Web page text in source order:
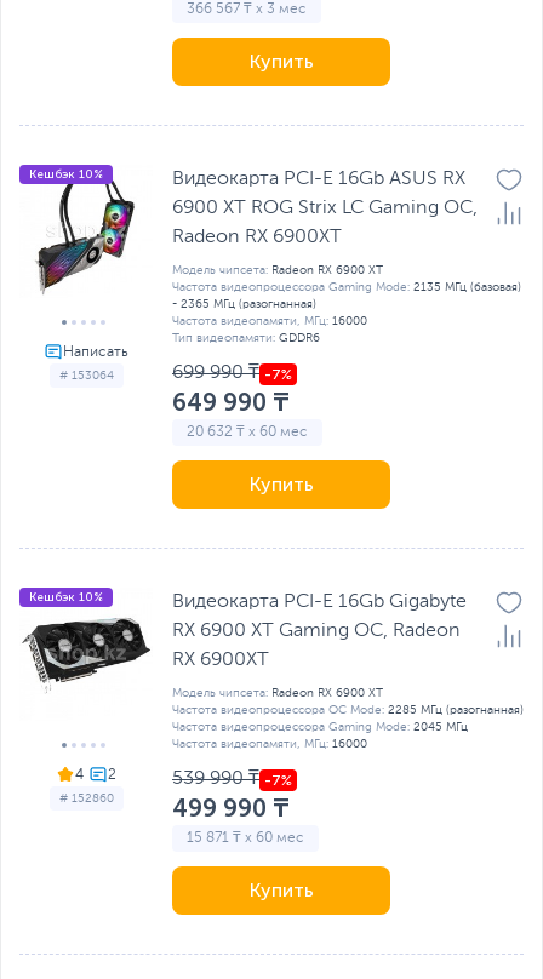
366 567 ₸ x 3 мес
Купить
# 153064
Кешбэк 10%
Видеокарта PCI-E 16Gb ASUS RX
6900 XT ROG Strix LC Gaming OC,
Radeon RX 6900XT
Модель чипсета: Radeon RX 6900 XT
Частота видеопроцессора Gaming Mode: 2135 МГц (базовая)
- 2365 МГц (разогнанная)
Частота видеопамяти, МГц: 16000
Тип видеопамяти: GDDR6
699 990 ₸
649 990 ₸
20 632 ₸ x 60 мес
Купить
4
# 152860
Кешбэк 10%
Видеокарта PCI-E 16Gb Gigabyte
RX 6900 XT Gaming OC, Radeon
RX 6900XT
Модель чипсета: Radeon RX 6900 XT
Частота видеопроцессора OC Mode: 2285 МГц (разогнанная)
Частота видеопроцессора Gaming Mode: 2045 МГц
Частота видеопамяти, МГц: 16000
539 990 ₸
499 990 ₸
15 871 ₸ x 60 мес
Купить